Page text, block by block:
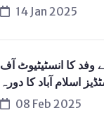
14 Jan 2025
کا انسٹیٹیوٹ آف
اسلام آباد کا دورہ
08 Feb 2025